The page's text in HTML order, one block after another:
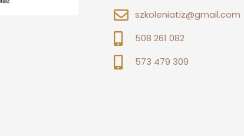
szkoleniatiz@gmail.com
508 261 082
573 479 309